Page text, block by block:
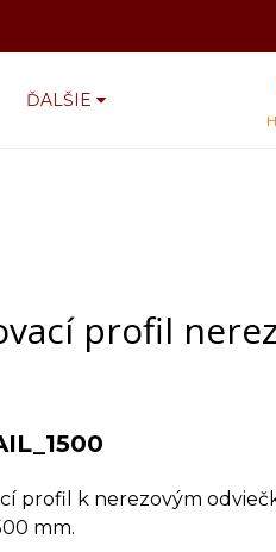
ĎALŠIE
profil
profil k nerezovým
mm.